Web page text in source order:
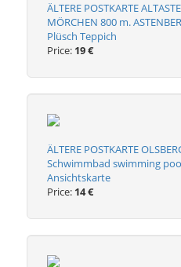
ÄLTERE POSTKARTE
MÖRCHEN 800 m.
Plüsch Teppich
Price: 19 €
ÄLTERE POSTKARTE
Schwimmbad swimming
Ansichtskarte
Price: 14 €